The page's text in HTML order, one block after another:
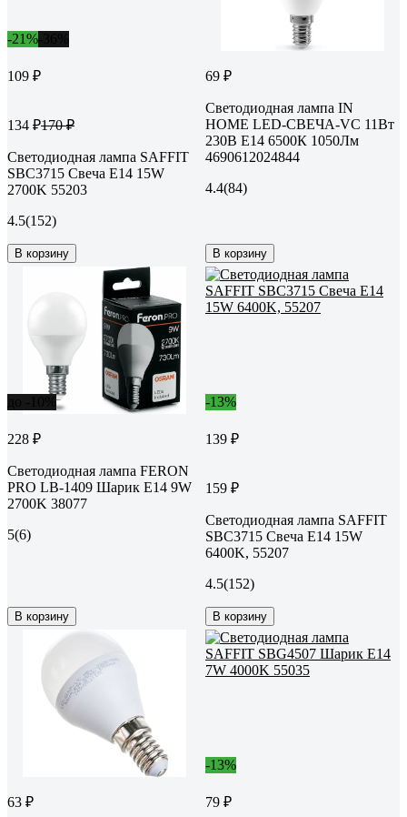
-21%
109 ₽
134 ₽170 ₽
Светодиодная лампа SAFFIT
SBC3715 Свеча E14 15W
2700K 55203
4.5(152)
В корзину
69 ₽
Светодиодная лампа IN
HOME LED-СВЕЧА-VC 11Вт
230В Е14 6500К 1050Лм
4690612024844
4.4(84)
В корзину
228 ₽
Светодиодная лампа FERON
PRO LB-1409 Шарик E14 9W
2700K 38077
5(6)
В корзину
-13%
139 ₽
159 ₽
Светодиодная лампа SAFFIT
SBC3715 Свеча E14 15W
6400K, 55207
4.5(152)
В корзину
63 ₽
-13%
79 ₽